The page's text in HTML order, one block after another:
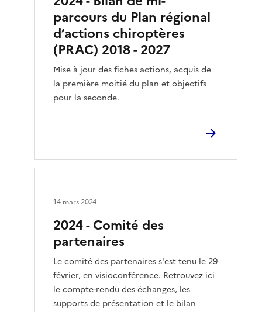
parcours du Plan régional
d’actions chiroptères
(PRAC) 2018 - 2027
Mise à jour des fiches actions, acquis de
la première moitié du plan et objectifs
pour la seconde.
2024 - Comité des
partenaires
Le comité des partenaires s'est tenu le 29
février, en visioconférence. Retrouvez ici
le compte-rendu des échanges, les
supports de présentation et le bilan
14 mars 2024